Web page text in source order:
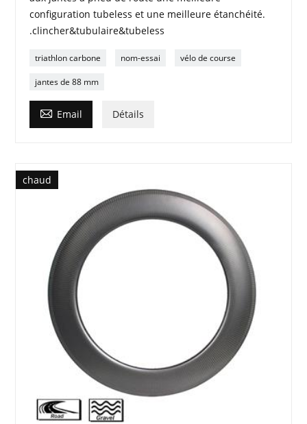
configuration tubeless et une meilleure étanchéité.
.clincher&tubulaire&tubeless
triathlon carbone nom-essai vélo de course
jantes de 88 mm
 Email Détails
chaud